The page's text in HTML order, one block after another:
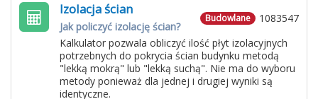
1083547
Budowlane
Izolacja ścian
Jak policzyć izolację ścian?
Kalkulator pozwala obliczyć ilość płyt izolacyjnych
potrzebnych do pokrycia ścian budynku metodą
"lekką mokrą" lub "lekką suchą". Nie ma do wyboru
metody ponieważ dla jednej i drugiej wyniki są
identyczne.